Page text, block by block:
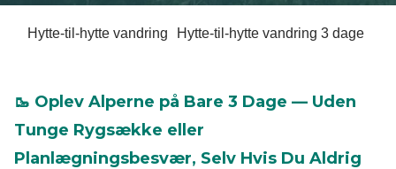
Hytte-til-hytte vandring Hytte-til-hytte vandring 3 dage
🥾 Oplev Alperne på Bare 3 Dage — Uden
Tunge Rygsække eller
Planlægningsbesvær, Selv Hvis Du Aldrig